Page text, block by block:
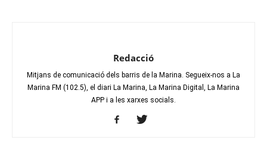
Redacció
Mitjans de comunicació dels barris de la Marina. Segueix-nos a La
Marina FM (102.5), el diari La Marina, La Marina Digital, La Marina
APP i a les xarxes socials.